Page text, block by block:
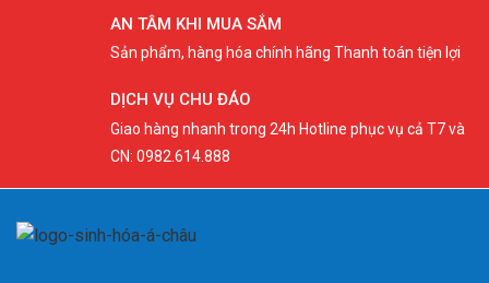
AN TÂM KHI MUA SẮM
Sản phẩm, hàng hóa chính hãng Thanh toán tiện lợi
DỊCH VỤ CHU ĐÁO
Giao hàng nhanh trong 24h Hotline phục vụ cả T7 và
CN: 0982.614.888